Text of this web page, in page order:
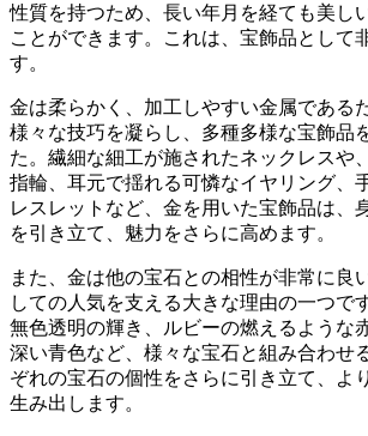
性質を持つため、長い年月を経ても美し
ことができます。これは、宝飾品として
す。
金は柔らかく、加工しやすい金属である
様々な技巧を凝らし、多種多様な宝飾品
た。繊細な細工が施されたネックレスや
指輪、耳元で揺れる可憐なイヤリング、
レスレットなど、金を用いた宝飾品は、
を引き立て、魅力をさらに高めます。
また、金は他の宝石との相性が非常に良
しての人気を支える大きな理由の一つです
無色透明の輝き、ルビーの燃えるような
深い青色など、様々な宝石と組み合わせ
ぞれの宝石の個性をさらに引き立て、よ
生み出します。